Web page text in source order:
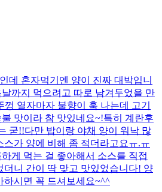
데 혼자먹기엔 양이 진짜 대박입니
까지 먹으려고 따로 남겨두었을 만
열자마자 불향이 훅 나는데 고기
맛이라 참 맛있네요~!특히 계란후
굳!! ​다만 밥이랑 야채 양이 워낙 많
스가 양에 비해 좀 적더라고요ㅠ.ㅠ
게 먹는 걸 좋아해서 소스를 직접
더니 간이 딱 맞고 맛있었습니다! 양
하시면 꼭 드셔보세요~^^